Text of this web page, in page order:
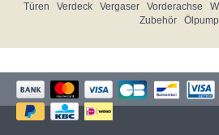
Türen
Verdeck Vergaser Vorderachse
Zubehör